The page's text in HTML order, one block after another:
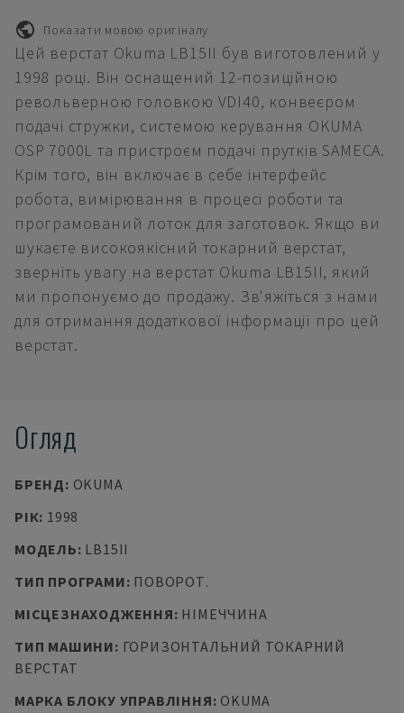
Показати мовою оригіналу
Цей верстат Okuma LB15II був виготовлений у
1998 році. Він оснащений 12-позиційною
револьверною головкою VDI40, конвеєром
подачі стружки, системою керування OKUMA
OSP 7000L та пристроєм подачі прутків SAMECA.
Крім того, він включає в себе інтерфейс
робота, вимірювання в процесі роботи та
програмований лоток для заготовок. Якщо ви
шукаєте високоякісний токарний верстат,
зверніть увагу на верстат Okuma LB15II, який
ми пропонуємо до продажу. Зв'яжіться з нами
для отримання додаткової інформації про цей
верстат.
Огляд
БРЕНД: OKUMA
РІК: 1998
МОДЕЛЬ: LB15II
ТИП ПРОГРАМИ: ПОВОРОТ.
МІСЦЕЗНАХОДЖЕННЯ: НІМЕЧЧИНА
ТИП МАШИНИ: ГОРИЗОНТАЛЬНИЙ ТОКАРНИЙ
ВЕРСТАТ
МАРКА БЛОКУ УПРАВЛІННЯ: OKUMA